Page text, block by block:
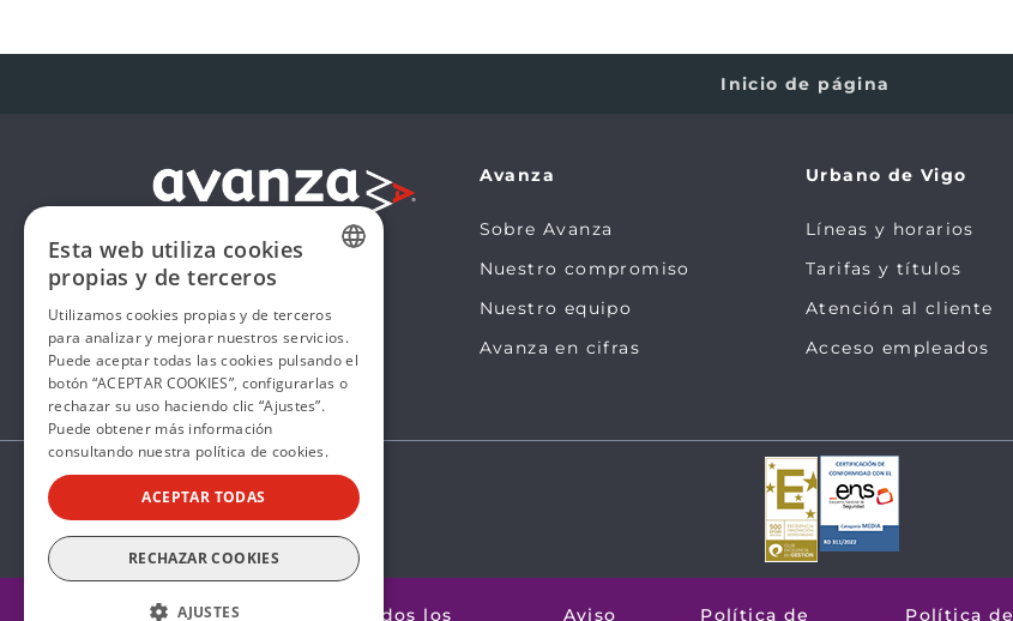
Inicio de página
Avanza
Sobre Avanza
Nuestro compromiso
Nuestro equipo
Avanza en cifras
Urbano de Vigo
Líneas y horarios
Tarifas y títulos
Atención al cliente
Acceso empleados
@2026 Avanza by Mobility ADO. Todos los Aviso Política de Política de
SPANISH
Esta web utiliza cookies
propias y de terceros
Utilizamos cookies propias y de terceros
para analizar y mejorar nuestros servicios.
Puede aceptar todas las cookies pulsando el
botón “ACEPTAR COOKIES”, configurarlas o
rechazar su uso haciendo clic “Ajustes”.
Puede obtener más información
consultando nuestra política de cookies.
ACEPTAR TODAS
RECHAZAR COOKIES
AJUSTES